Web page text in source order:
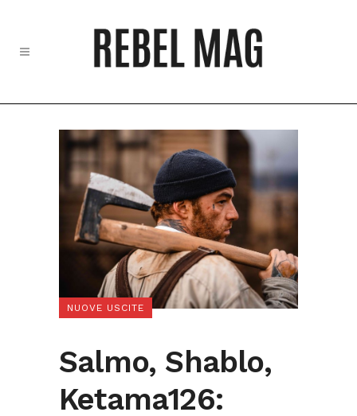
NUOVE USCITE
Salmo, Shablo,
Ketama126: